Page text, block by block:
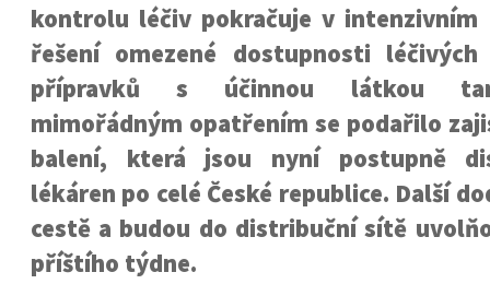
kontrolu léčiv pokračuje v intenzivním
řešení omezené dostupnosti léčivých
přípravků s účinnou látkou
mimořádným opatřením se podařilo
balení, která jsou nyní postupně
lékáren po celé České republice. Další
cestě a budou do distribuční sítě
příštího týdne.